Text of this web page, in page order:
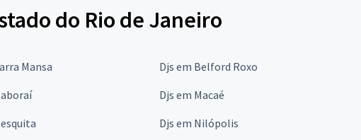
do Rio de Janeiro
Mansa Djs em Belford Roxo
Djs em Macaé
Djs em Nilópolis